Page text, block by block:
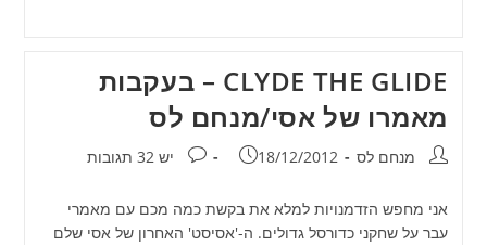
CLYDE THE GLIDE – בעקבות
מאמרו של אסי/מנחם לס
מחבר:מנחם לס פורסם:
18/12/2012 תגובות:
יש 32 תגובות
אני מחפש הזדמנויות למלא את בקשת כמה מכם עם מאמרי
עבר על שחקני כדורסל גדולים. ה-'אסיסט' האחרון של אסי שלם